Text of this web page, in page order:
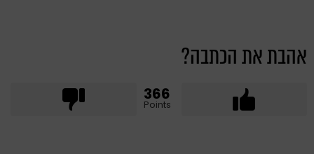
אהבת את הכתבה?
366
Points